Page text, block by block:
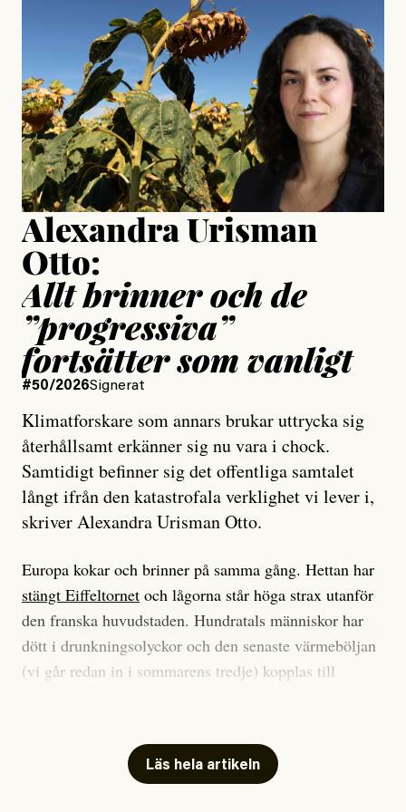
Jonas Lundström
Publicerad24 July, 2026
är ganska politiskt”
Jesper Lundby
Publicerad15 July, 2026
Uppdaterad15 July, 2026
Alexandra Urisman
Otto:
Allt brinner och de
”progressiva”
fortsätter som vanligt
#50/2026Signerat
Klimatforskare som annars brukar uttrycka sig
återhållsamt erkänner sig nu vara i chock.
Samtidigt befinner sig det offentliga samtalet
långt ifrån den katastrofala verklighet vi lever i,
skriver Alexandra Urisman Otto.
Europa kokar och brinner på samma gång. Hettan har
stängt Eiffeltornet och lågorna står höga strax utanför
den franska huvudstaden. Hundratals människor har
dött i drunkningsolyckor och den senaste värmeböljan
(vi går redan in i sommarens tredje) kopplas till
Har du också panik i hettan? Känns det som en
mardröm? Bra, allt annat vore fullständigt orimligt.
Läs hela artikeln